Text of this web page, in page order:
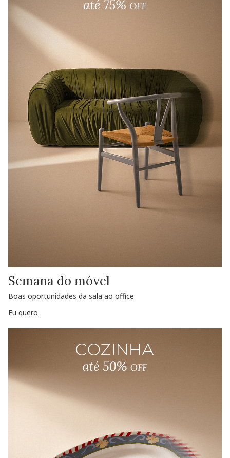
Semana do móvel
Boas oportunidades da sala ao office
Eu quero